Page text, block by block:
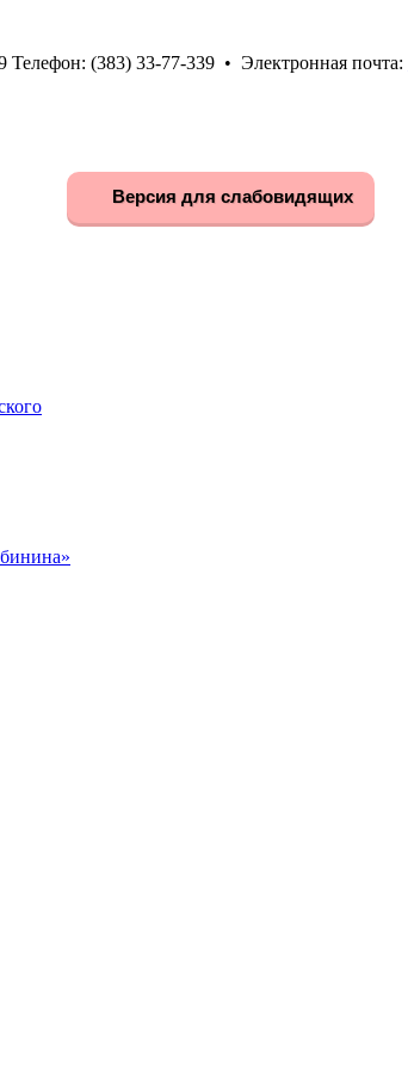
Телефон: (383) 33-77-339 • Электронная почта:
Версия для слабовидящих